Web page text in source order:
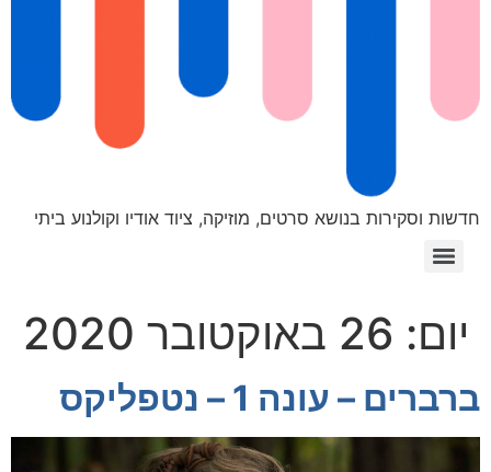
חדשות וסקירות בנושא סרטים, מוזיקה, ציוד אודיו וקולנוע ביתי
יום: 26 באוקטובר 2020
ברברים – עונה 1 – נטפליקס